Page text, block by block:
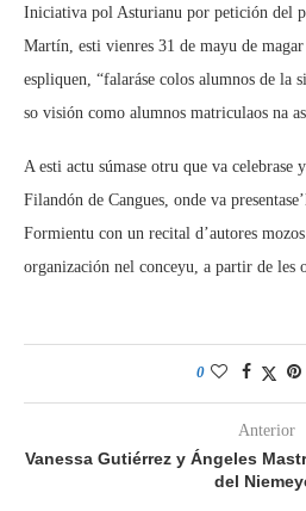
Iniciativa pol Asturianu por petición del
Martín, esti vienres 31 de mayu de
espliquen, “falaráse colos alumnos de la
so visión como alumnos matriculaos na
A esti actu súmase otru que va celebrase
Filandón de Cangues, onde va
Formientu con un recital d’autores
organización nel conceyu, a partir de les
0
Anterior
Vanessa Gutiérrez y Ángeles
del